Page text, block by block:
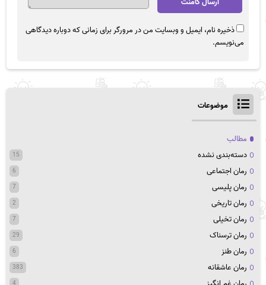
ذخیره نام، ایمیل و وبسایت من در مرورگر برای زمانی که دوباره دیدگاهی
می‌نویسم.
موضوعات
مطالب
دسته‌بندی نشده
15
رمان اجتماعی 6
رمان پلیسی 7
رمان تاریخی 2
رمان تخیلی 7
رمان ترسناک 29
رمان طنز 6
رمان عاشقانه 383
4